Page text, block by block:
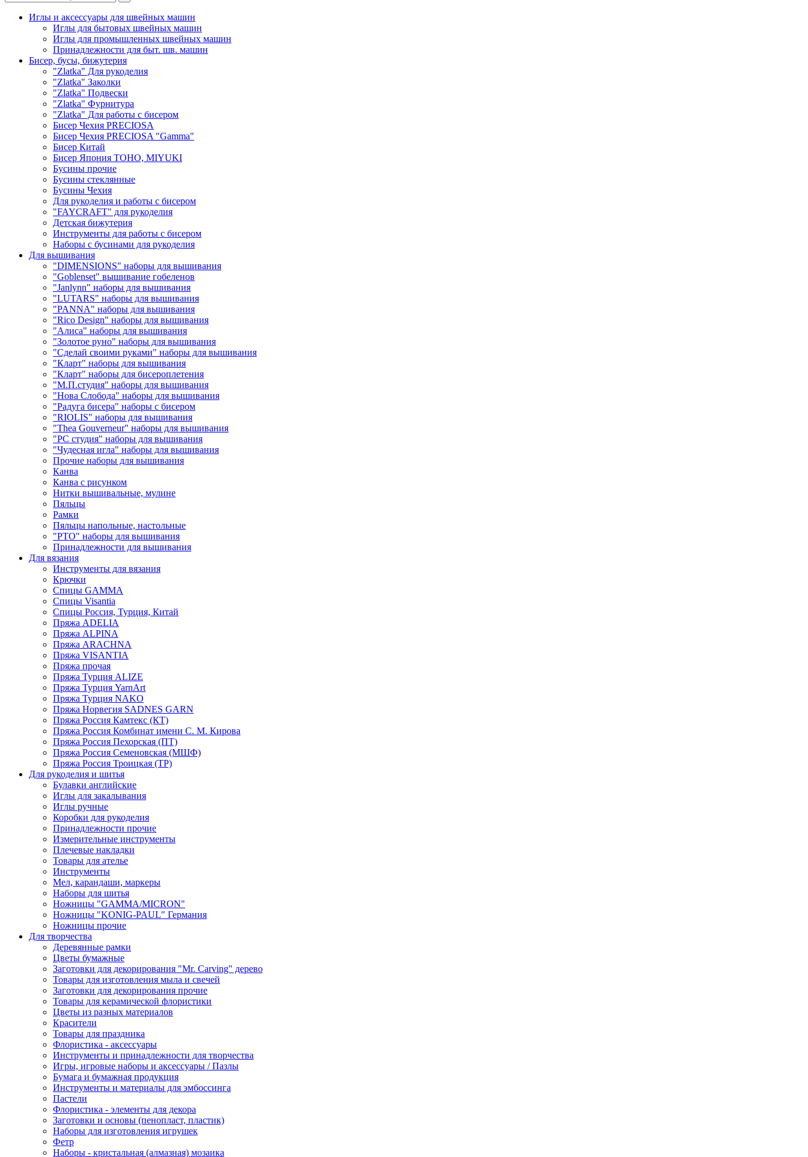
Иглы и аксессуары для швейных машин
Иглы для бытовых швейных машин
Иглы для промышленных швейных машин
Принадлежности для быт. шв. машин
Бисер, бусы, бижутерия
"Zlatka" Для рукоделия
"Zlatka" Заколки
"Zlatka" Подвески
"Zlatka" Фурнитура
"Zlatka" Для работы с бисером
Бисер Чехия PRECIOSA
Бисер Чехия PRECIOSA "Gamma"
Бисер Китай
Бисер Япония TOHO, MIYUKI
Бусины прочие
Бусины стеклянные
Бусины Чехия
Для рукоделия и работы с бисером
"FAYCRAFT" для рукоделия
Детская бижутерия
Инструменты для работы с бисером
Наборы с бусинами для рукоделия
Для вышивания
"DIMENSIONS" наборы для вышивания
"Goblenset" вышивание гобеленов
"Janlynn" наборы для вышивания
"LUTARS" наборы для вышивания
"PANNA" наборы для вышивания
"Rico Design" наборы для вышивания
"Алиса" наборы для вышивания
"Золотое руно" наборы для вышивания
"Сделай своими руками" наборы для вышивания
"Кларт" наборы для вышивания
"Кларт" наборы для бисероплетения
"М.П.студия" наборы для вышивания
"Нова Слобода" наборы для вышивания
"Радуга бисера" наборы с бисером
"RIOLIS" наборы для вышивания
"Thea Gouverneur" наборы для вышивания
"РС студия" наборы для вышивания
"Чудесная игла" наборы для вышивания
Прочие наборы для вышивания
Канва
Канва с рисунком
Нитки вышивальные, мулине
Пяльцы
Рамки
Пяльцы напольные, настольные
"РТО" наборы для вышивания
Принадлежности для вышивания
Для вязания
Инструменты для вязания
Крючки
Спицы GAMMA
Спицы Visantia
Спицы Россия, Турция, Китай
Пряжа ADELIA
Пряжа ALPINA
Пряжа ARACHNA
Пряжа VISANTIA
Пряжа прочая
Пряжа Турция ALIZE
Пряжа Турция YarnArt
Пряжа Турция NAKO
Пряжа Норвегия SADNES GARN
Пряжа Россия Камтекс (КТ)
Пряжа Россия Комбинат имени С. М. Кирова
Пряжа Россия Пехорская (ПТ)
Пряжа Россия Семеновская (МШФ)
Пряжа Россия Троицкая (ТР)
Для рукоделия и шитья
Булавки английские
Иглы для закалывания
Иглы ручные
Коробки для рукоделия
Принадлежности прочие
Измерительные инструменты
Плечевые накладки
Товары для ателье
Инструменты
Мел, карандаши, маркеры
Наборы для шитья
Ножницы "GAMMA/MICRON"
Ножницы "KONIG-PAUL" Германия
Ножницы прочие
Для творчества
Деревянные рамки
Цветы бумажные
Заготовки для декорирования "Mr. Carving" дерево
Товары для изготовления мыла и свечей
Заготовки для декорирования прочие
Товары для керамической флористики
Цветы из разных материалов
Красители
Товары для праздника
Флористика - аксессуары
Инструменты и принадлежности для творчества
Игры, игровые наборы и аксессуары / Пазлы
Бумага и бумажная продукция
Инструменты и материалы для эмбоссинга
Пастели
Флористика - элементы для декора
Заготовки и основы (пенопласт, пластик)
Наборы для изготовления игрушек
Фетр
Наборы - кристальная (алмазная) мозаика